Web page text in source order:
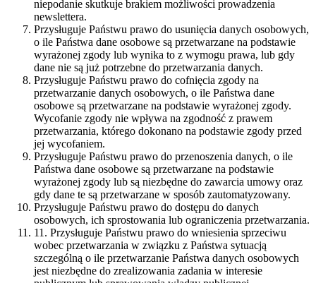
niepodanie skutkuje brakiem możliwości prowadzenia
newslettera.
Przysługuje Państwu prawo do usunięcia danych osobowych,
o ile Państwa dane osobowe są przetwarzane na podstawie
wyrażonej zgody lub wynika to z wymogu prawa, lub gdy
dane nie są już potrzebne do przetwarzania danych.
Przysługuje Państwu prawo do cofnięcia zgody na
przetwarzanie danych osobowych, o ile Państwa dane
osobowe są przetwarzane na podstawie wyrażonej zgody.
Wycofanie zgody nie wpływa na zgodność z prawem
przetwarzania, którego dokonano na podstawie zgody przed
jej wycofaniem.
Przysługuje Państwu prawo do przenoszenia danych, o ile
Państwa dane osobowe są przetwarzane na podstawie
wyrażonej zgody lub są niezbędne do zawarcia umowy oraz
gdy dane te są przetwarzane w sposób zautomatyzowany.
Przysługuje Państwu prawo do dostępu do danych
osobowych, ich sprostowania lub ograniczenia przetwarzania.
11. Przysługuje Państwu prawo do wniesienia sprzeciwu
wobec przetwarzania w związku z Państwa sytuacją
szczególną o ile przetwarzanie Państwa danych osobowych
jest niezbędne do zrealizowania zadania w interesie